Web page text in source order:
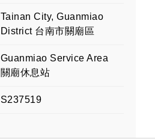
Tainan City, Guanmiao
District 台南市關廟區
Guanmiao Service Area
關廟休息站
S237519